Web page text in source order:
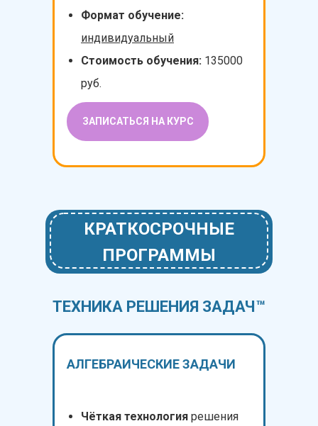
Формат обучение:
индивидуальный
Стоимость обучения: 135000
руб.
ЗАПИСАТЬСЯ НА КУРС
КРАТКОСРОЧНЫЕ
ПРОГРАММЫ
АЛГЕБРАИЧЕСКИЕ ЗАДАЧИ
Чёткая технология решения
ТЕХНИКА РЕШЕНИЯ ЗАДАЧ™